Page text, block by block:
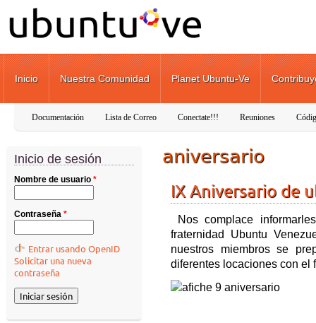
Pasar al contenido principal
Inicio Nuestra Comunidad Planet Ubuntu-Ve
Documentación Lista de Correo Conectate!!! Reuniones
Inicio de sesión
Nombre de usuario *
Contraseña *
Entrar usando OpenID
Solicitar una nueva
contraseña
aniversario
IX Aniversario de
Nos complace
fraternidad Ubuntu
nuestros miembros se
diferentes locaciones con el